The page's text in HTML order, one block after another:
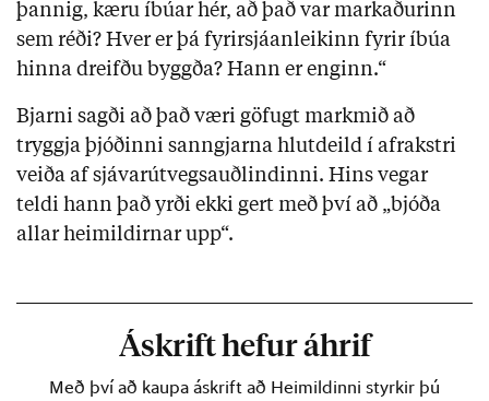
þannig, kæru íbúar hér, að það var markaðurinn
sem réði? Hver er þá fyrirsjáanleikinn fyrir íbúa
hinna dreifðu byggða? Hann er enginn.“
Bjarni sagði að það væri göfugt markmið að
tryggja þjóðinni sanngjarna hlutdeild í afrakstri
veiða af sjávarútvegsauðlindinni. Hins vegar
teldi hann það yrði ekki gert með því að „bjóða
allar heimildirnar upp“.
Áskrift hefur áhrif
Með því að kaupa áskrift að Heimildinni styrkir þú